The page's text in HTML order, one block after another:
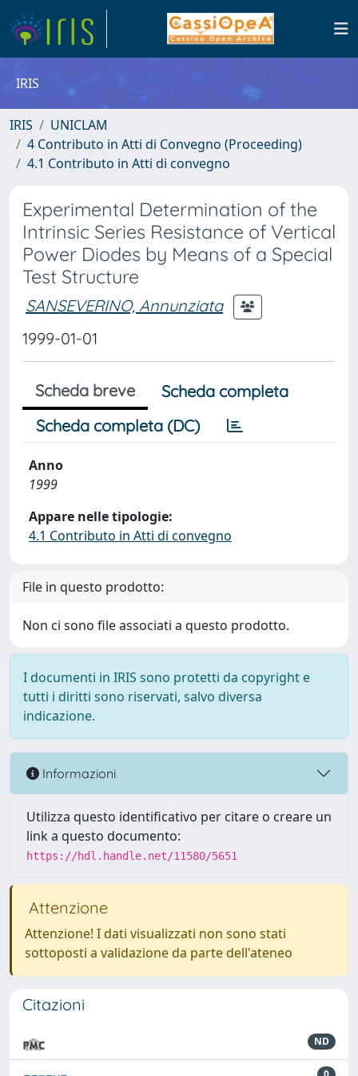
IRIS
IRIS
UNICLAM
4 Contributo in Atti di Convegno (Proceeding)
4.1 Contributo in Atti di convegno
Experimental Determination of the
Intrinsic Series Resistance of Vertical
Power Diodes by Means of a Special
Test Structure
SANSEVERINO, Annunziata
1999-01-01
Scheda breve
Scheda completa
Scheda completa (DC)
Anno
1999
Appare nelle tipologie:
4.1 Contributo in Atti di convegno
File in questo prodotto:
Non ci sono file associati a questo prodotto.
I documenti in IRIS sono protetti da copyright e
tutti i diritti sono riservati, salvo diversa
indicazione.
Informazioni
Utilizza questo identificativo per citare o creare un
link a questo documento:
https://hdl.handle.net/11580/5651
Attenzione
Attenzione! I dati visualizzati non sono stati
sottoposti a validazione da parte dell'ateneo
Citazioni
ND